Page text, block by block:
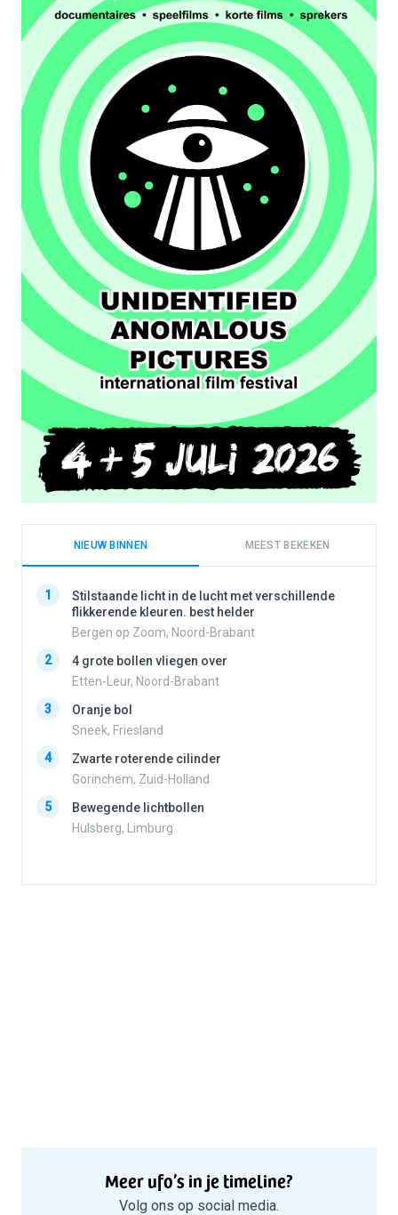
NIEUW BINNEN MEEST BEKEKEN
1
Stilstaande licht in de lucht met verschillende
flikkerende kleuren. best helder
Bergen op Zoom, Noord-Brabant
2
4 grote bollen vliegen over
Etten-Leur, Noord-Brabant
3
Oranje bol
Sneek, Friesland
4
Zwarte roterende cilinder
Gorinchem, Zuid-Holland
5
Bewegende lichtbollen
Hulsberg, Limburg
Meer ufo’s in je timeline?
Volg ons op social media.